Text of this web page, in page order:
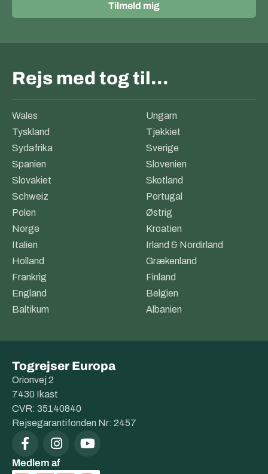
Tilmeld mig
Rejs med tog til…
Wales
Ungarn
Tyskland
Tjekkiet
Sydafrika
Sverige
Spanien
Slovenien
Slovakiet
Skotland
Schweiz
Portugal
Polen
Østrig
Norge
Kroatien
Italien
Irland & Nordirland
Holland
Grækenland
Frankrig
Finland
England
Belgien
Baltikum
Albanien
Togrejser Europa
Orionvej 2
7430 Ikast
CVR: 35140840
Rejsegarantifonden Nr: 2457
Medlem af